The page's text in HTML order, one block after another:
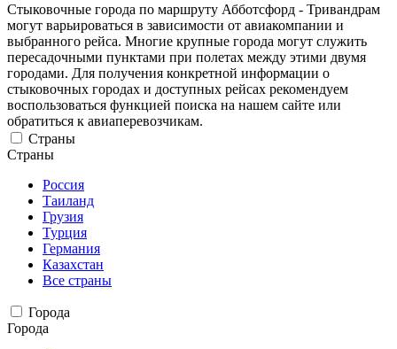
Стыковочные города по маршруту Абботсфорд - Тривандрам
могут варьироваться в зависимости от авиакомпании и
выбранного рейса. Многие крупные города могут служить
пересадочными пунктами при полетах между этими двумя
городами. Для получения конкретной информации о
стыковочных городах и доступных рейсах рекомендуем
воспользоваться функцией поиска на нашем сайте или
обратиться к авиаперевозчикам.
Страны
Страны
Россия
Таиланд
Грузия
Турция
Германия
Казахстан
Все страны
Города
Города